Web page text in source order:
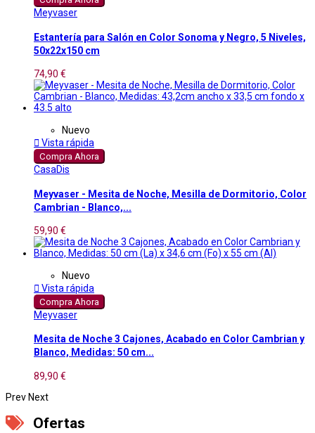
Meyvaser
Estantería para Salón en Color Sonoma y Negro, 5 Niveles,
50x22x150 cm
74,90 €
Nuevo
 Vista rápida
Compra Ahora
CasaDis
Meyvaser - Mesita de Noche, Mesilla de Dormitorio, Color
Cambrian - Blanco,...
59,90 €
Nuevo
 Vista rápida
Compra Ahora
Meyvaser
Mesita de Noche 3 Cajones, Acabado en Color Cambrian y
Blanco, Medidas: 50 cm...
89,90 €
Prev Next
Ofertas